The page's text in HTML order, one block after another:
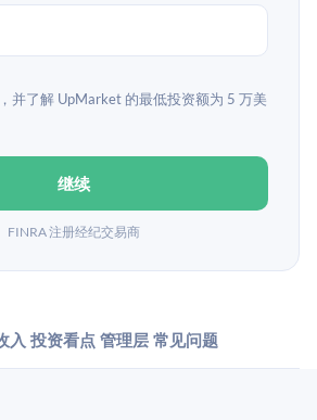
，并了解 UpMarket 的最低投资额为 5 万美
继续
FINRA 注册经纪交易商
入 投资看点 管理层 常见问题